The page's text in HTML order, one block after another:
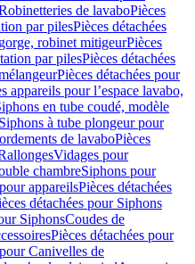
de lavaboPièces
par pilesPièces détachées
robinet mitigeurPièces
par pilesPièces détachées
Pièces détachées pour
appareils pour l’espace lavabo,
en tube coudé, modèle
Siphons à tube plongeur pour
de lavaboPièces
Vidages pour
chambreSiphons pour
appareilsPièces détachées
détachées pour Siphons
SiphonsCoudes de
Pièces détachées pour
Canivelles de